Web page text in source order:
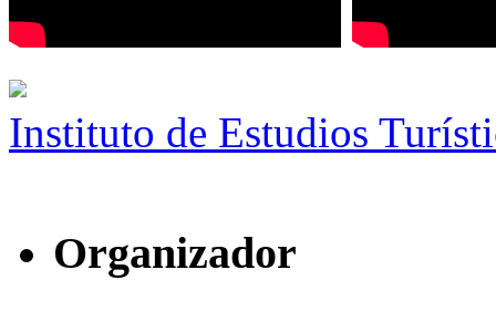
Instituto de Estudios
Organizador